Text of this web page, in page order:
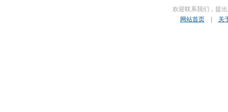
欢迎联系我们，提
网站首页| 关